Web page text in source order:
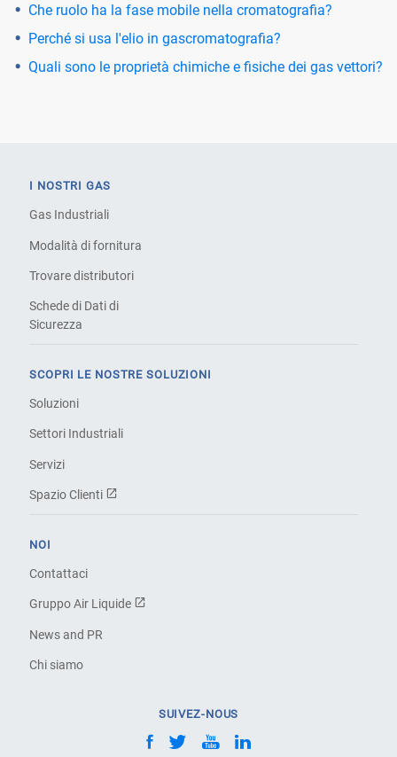
Che ruolo ha la fase mobile nella cromatografia?
Perché si usa l'elio in gascromatografia?
Quali sono le proprietà chimiche e fisiche dei gas vettori?
I NOSTRI GAS
Gas Industriali
Modalità di fornitura
Trovare distributori
Schede di Dati di
Sicurezza
SCOPRI LE NOSTRE SOLUZIONI
Soluzioni
Settori Industriali
Servizi
Spazio Clienti
NOI
Contattaci
Gruppo Air Liquide
News and PR
Chi siamo
SUIVEZ-NOUS